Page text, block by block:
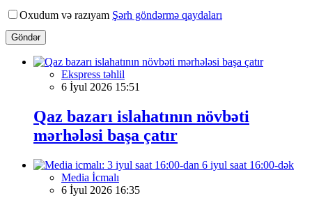
Oxudum və razıyam Şərh göndərmə qaydaları
Göndər
Ekspress təhlil
6 İyul 2026 15:51
Qaz bazarı islahatının növbəti
mərhələsi başa çatır
Media İcmalı
6 İyul 2026 16:35